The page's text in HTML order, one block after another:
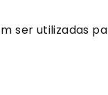
ser utilizadas